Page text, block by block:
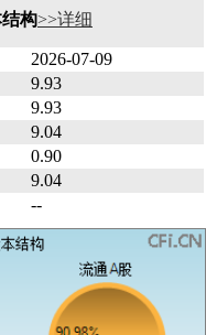
构>>详细
2026-07-09
9.93
9.93
9.04
0.90
9.04
--